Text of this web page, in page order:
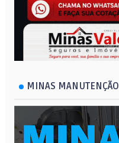
MINAS MANUTENÇÃO